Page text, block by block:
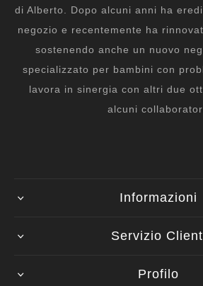
di Alberto. Dopo alcuni anni ha
negozio e recentemente ha
sostenendo anche un nuovo
specializzato per bambini con
lavora in sinergia con altri due
alcuni
Informazioni
Servizio
Profilo